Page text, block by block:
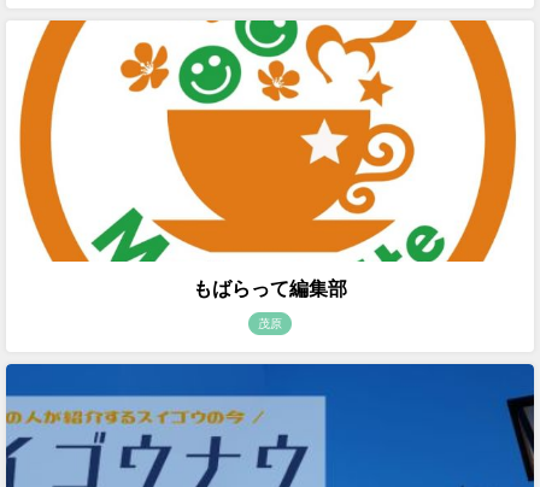
もばらって編集部
茂原